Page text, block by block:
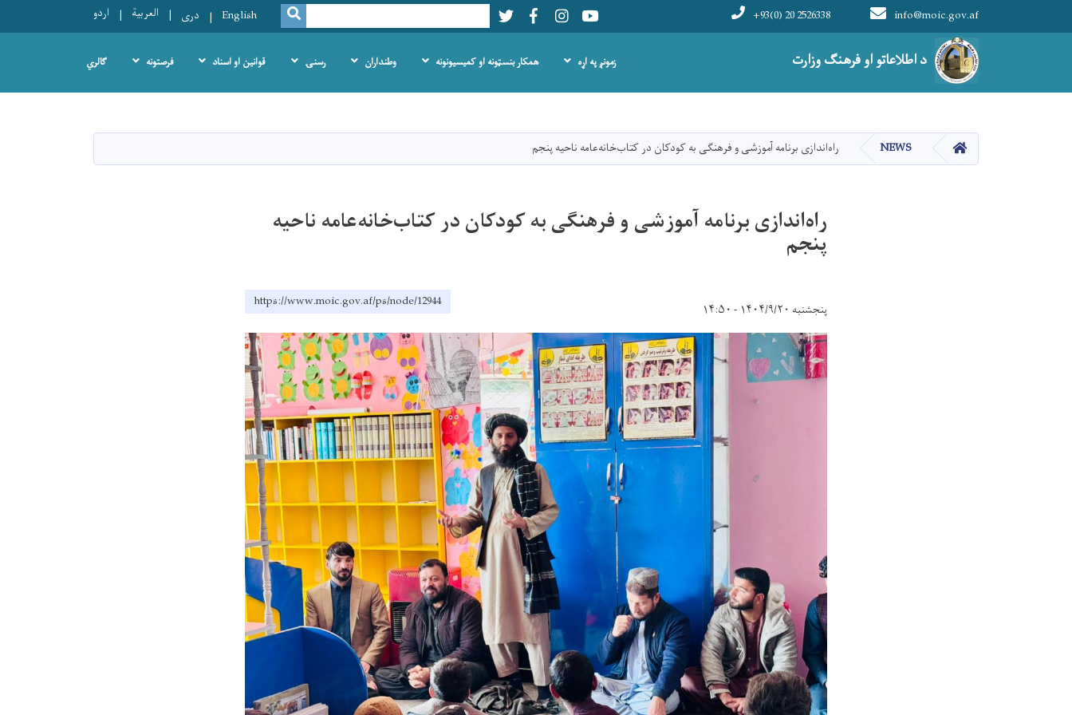
د اطلاعاتو او فرهنګ وزارت
info@moic.gov.af
+93(0) 20 2526338
Youtube
LinkedIn
Facebook
Twitter
Search
SEARCH
English دری العربية اردو
Main navigation
زمونږ په اړه همکار بنسټونه او کمیسیونونه وطنداران رسنۍ قوانین او اسناد فرصتونه ګالري
HOME
NEWS راه‌اندازی برنامه آموزشی و فرهنگی به کودکان در کتاب‌خانه‌عامه ناحیه پنجم
راه‌اندازی برنامه آموزشی و فرهنگی به کودکان در کتاب‌خانه‌عامه ناحیه
پنجم
پنجشنبه ۱۴۰۴/۹/۲۰ - ۱۴:۵۰ https://www.moic.gov.af/ps/node/12944